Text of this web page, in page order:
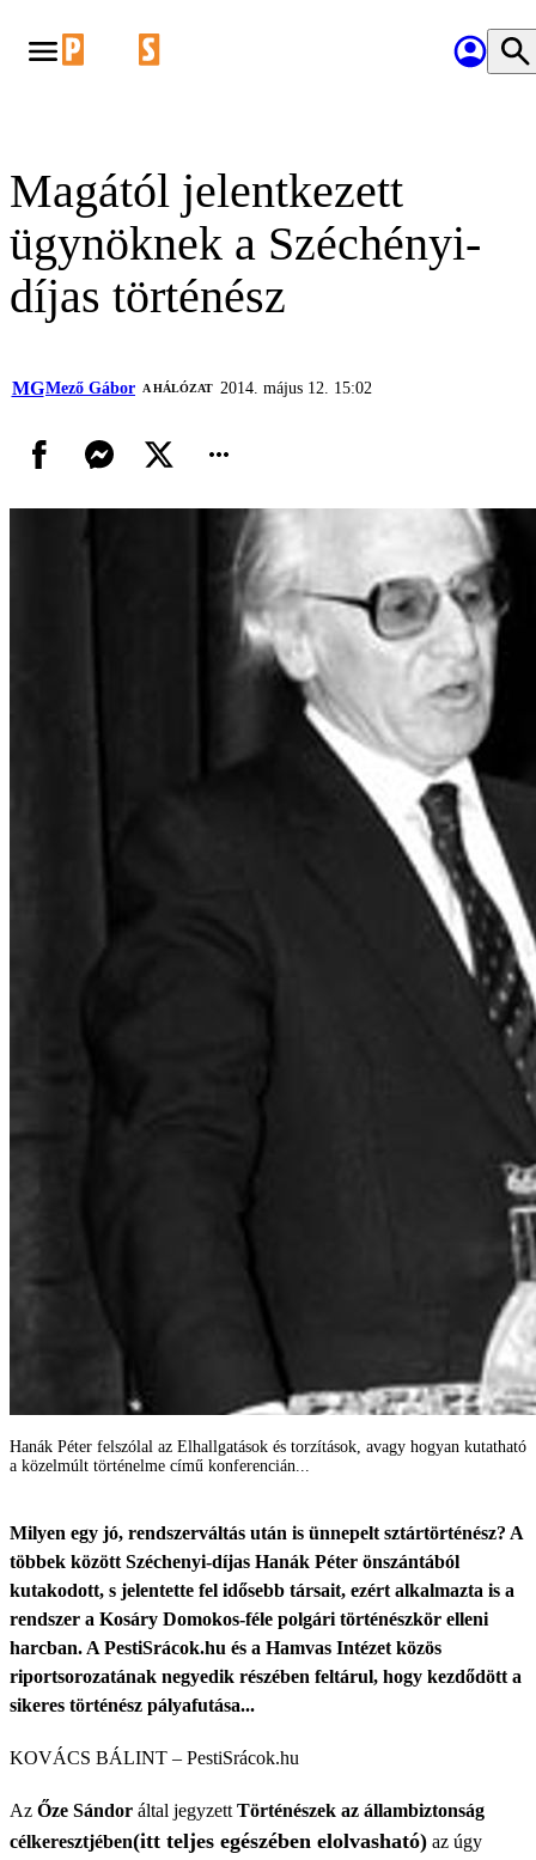
Magától jelentkezett
ügynöknek a Széchényi-
díjas történész
MGMező Gábor A HÁLÓZAT 2014. május 12. 15:02
Hanák Péter felszólal az Elhallgatások és torzítások, avagy hogyan kutatható
a közelmúlt történelme című konferencián...
Milyen egy jó, rendszerváltás után is ünnepelt sztártörténész? A
többek között Széchenyi-díjas Hanák Péter önszántából
kutakodott, s jelentette fel idősebb társait, ezért alkalmazta is a
rendszer a Kosáry Domokos-féle polgári történészkör elleni
harcban. A PestiSrácok.hu és a Hamvas Intézet közös
riportsorozatának negyedik részében feltárul, hogy kezdődött a
sikeres történész pályafutása...
KOVÁCS BÁLINT – PestiSrácok.hu
Az Őze Sándor által jegyzett Történészek az állambiztonság
célkeresztjében(itt teljes egészében elolvasható) az úgy